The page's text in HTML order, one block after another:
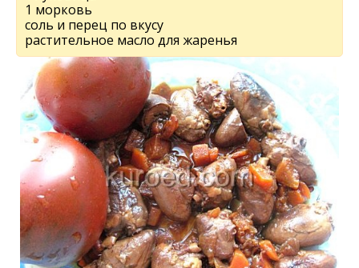
1 морковь
соль и перец по вкусу
растительное масло для жаренья